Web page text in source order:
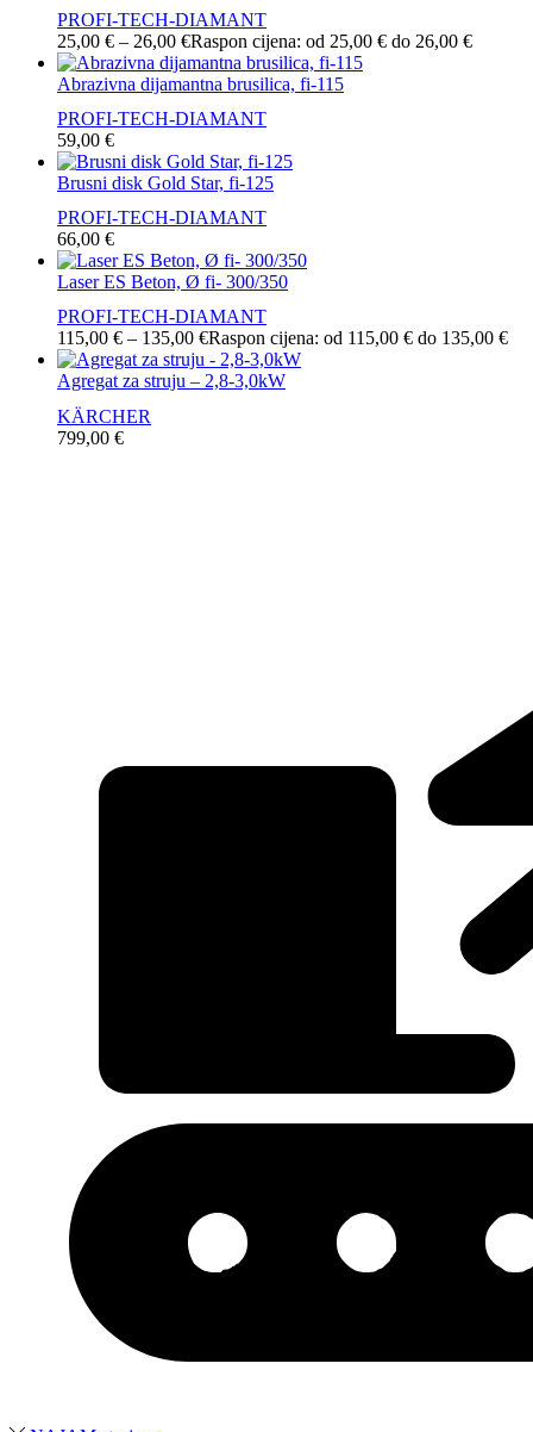
PROFI-TECH-DIAMANT
25,00 € – 26,00 €Raspon cijena: od 25,00 € do 26,00 €
Abrazivna dijamantna brusilica, fi-115
PROFI-TECH-DIAMANT
59,00 €
Brusni disk Gold Star, fi-125
PROFI-TECH-DIAMANT
66,00 €
Laser ES Beton, Ø fi- 300/350
PROFI-TECH-DIAMANT
115,00 € – 135,00 €Raspon cijena: od 115,00 € do 135,00 €
Agregat za struju – 2,8-3,0kW
KÄRCHER
799,00 €